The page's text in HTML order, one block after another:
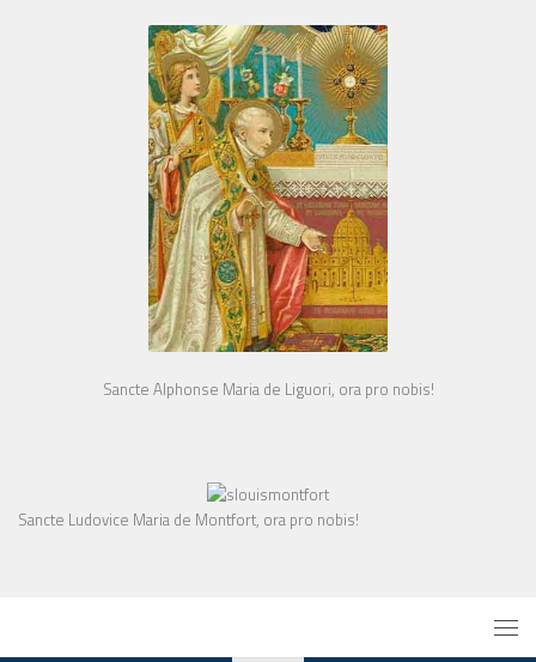
Sancte Alphonse Maria de Liguori, ora pro nobis!
Sancte Ludovice Maria de Montfort, ora pro nobis!